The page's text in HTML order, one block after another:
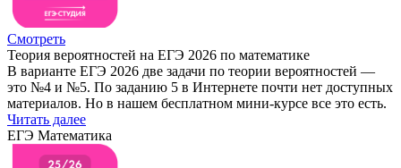
Смотреть
Теория вероятностей на ЕГЭ 2026 по математике
В варианте ЕГЭ 2026 две задачи по теории вероятностей —
это №4 и №5. По заданию 5 в Интернете почти нет доступных
материалов. Но в нашем бесплатном мини-курсе все это есть.
Читать далее
ЕГЭ Математика